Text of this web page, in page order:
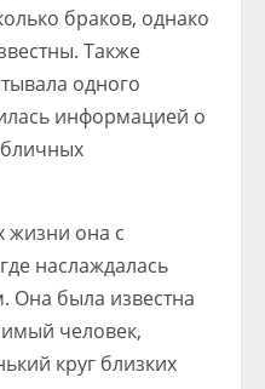
браков, однако
Также
одного
информацией о
жизни она с
наслаждалась
Она была известна
человек,
круг близких